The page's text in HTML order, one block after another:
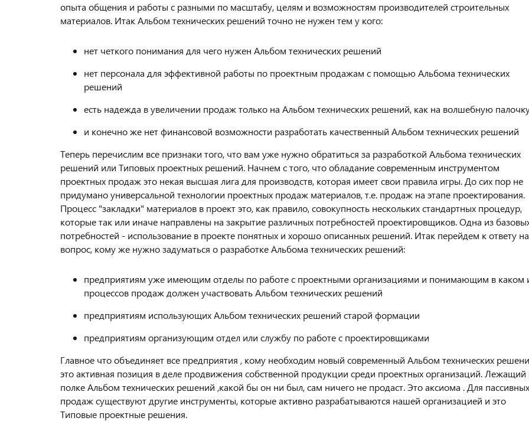
опыта общения и работы с разными по масштабу, целям и возможностям производителей строительных
материалов. Итак Альбом технических решений точно не нужен тем у кого:
нет четкого понимания для чего нужен Альбом технических решений
нет персонала для эффективной работы по проектным продажам с помощью Альбома технических
решений
есть надежда в увеличении продаж только на Альбом технических решений, как на волшебную
и конечно же нет финансовой возможности разработать качественный Альбом технических решений
Теперь перечислим все признаки того, что вам уже нужно обратиться за разработкой Альбома технических
решений или Типовых проектных решений. Начнем с того, что обладание современным инструментом
проектных продаж это некая высшая лига для производств, которая имеет свои правила игры. До сих пор не
придумано универсальной технологии проектных продаж материалов, т.е. продаж на этапе проектирования.
Процесс "закладки" материалов в проект это, как правило, совокупность нескольких стандартных процедур,
которые так или иначе направлены на закрытие различных потребностей проектировщиков. Одна из
потребностей - использование в проекте понятных и хорошо описанных решений. Итак перейдем к ответу на
вопрос, кому же нужно задуматься о разработке Альбома технических решений:
предприятиям уже имеющим отделы по работе с проектными организациями и понимающим в каком
процессов продаж должен участвовать Альбом технических решений
предприятиям использующих Альбом технических решений старой формации
предприятиям организующим отдел или службу по работе с проектировщиками
Главное что объединяет все предприятия , кому необходим новый современный Альбом технических
это активная позиция в деле продвижения собственной продукции среди проектных организаций. Лежащий
полке Альбом технических решений ,какой бы он ни был, сам ничего не продаст. Это аксиома . Для пассивных
продаж существуют другие инструменты, которые активно разрабатываются нашей организацией и это
Типовые проектные решения.